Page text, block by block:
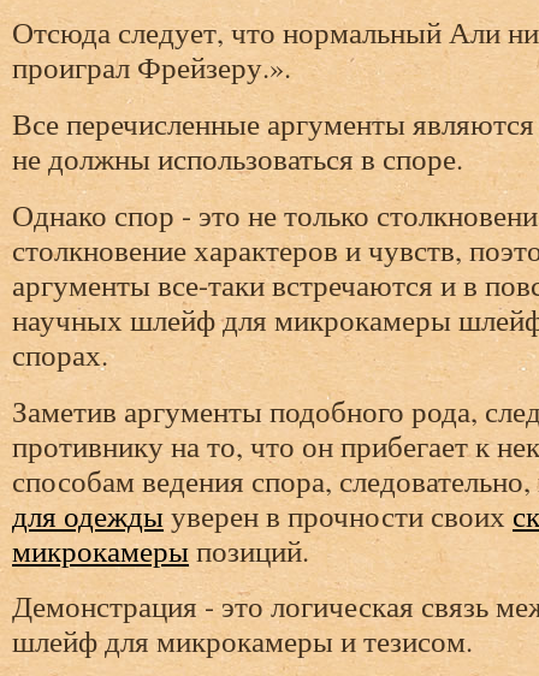
Отсюда следует, что нормальный Али
проиграл Фрейзеру.».
Все перечисленные аргументы
не должны использоваться в споре.
Однако спор - это не только
столкновение характеров и чувств,
аргументы все-таки встречаются и в
научных шлейф для микрокамеры
спорах.
Заметив аргументы подобного рода,
противнику на то, что он прибегает к
способам ведения спора,
для одеждыуверен в прочности своих
микрокамерыпозиций.
Демонстрация - это логическая связь
шлейф для микрокамеры и тезисом.